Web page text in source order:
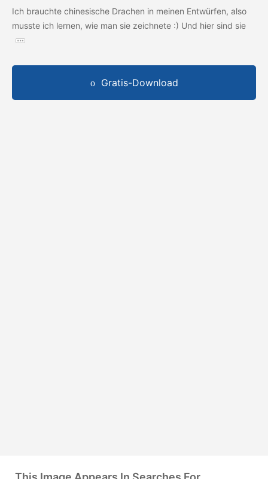
Ich brauchte chinesische Drachen in meinen Entwürfen, also
musste ich lernen, wie man sie zeichnete :) Und hier sind sie
Gratis-Download